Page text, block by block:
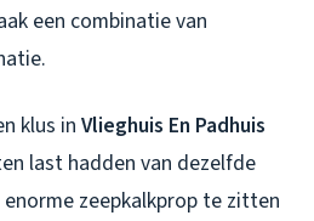
een combinatie van
klus in Vlieghuis En Padhuis
last hadden van dezelfde
zeepkalkprop te zitten